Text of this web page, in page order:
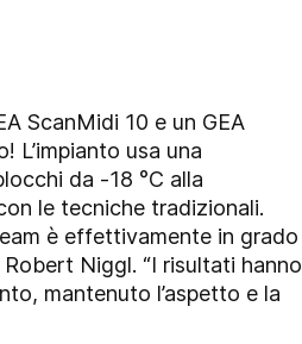
ScanMidi 10 e un GEA
L’impianto usa una
da -18 °C alla
le tecniche tradizionali.
è effettivamente in grado
Niggl. “I risultati hanno
mantenuto l’aspetto e la